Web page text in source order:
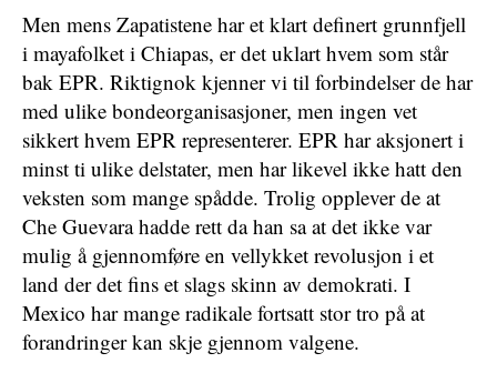
Men mens Zapatistene har et klart definert grunnfjell
i mayafolket i Chiapas, er det uklart hvem som står
bak EPR. Riktignok kjenner vi til forbindelser de har
med ulike bondeorganisasjoner, men ingen vet
sikkert hvem EPR representerer. EPR har aksjonert i
minst ti ulike delstater, men har likevel ikke hatt den
veksten som mange spådde. Trolig opplever de at
Che Guevara hadde rett da han sa at det ikke var
mulig å gjennomføre en vellykket revolusjon i et
land der det fins et slags skinn av demokrati. I
Mexico har mange radikale fortsatt stor tro på at
forandringer kan skje gjennom valgene.